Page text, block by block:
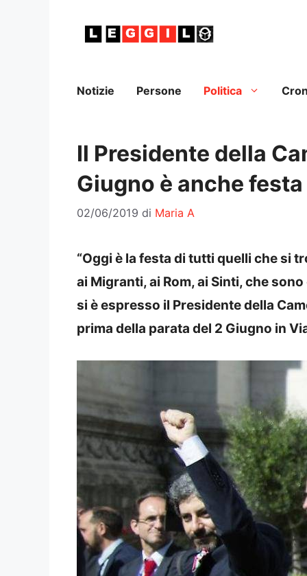
Notizie Persone Politica
Il Presidente della
Giugno è anche
02/06/2019 di Maria A
“Oggi è la festa di tutti quelli che si
ai Migranti, ai Rom, ai Sinti, che
si è espresso il Presidente della
prima della parata del 2 Giugno in